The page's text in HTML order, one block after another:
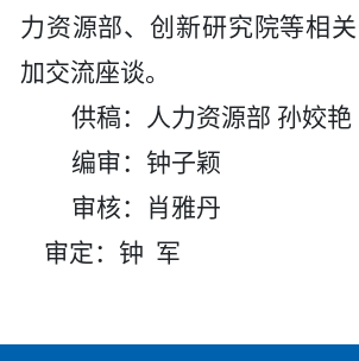
力资源部、创新研究院等相
加交流座谈。
供稿：人力资源部 孙姣艳
编审：钟子颖
审核：肖雅丹
审定：钟 军